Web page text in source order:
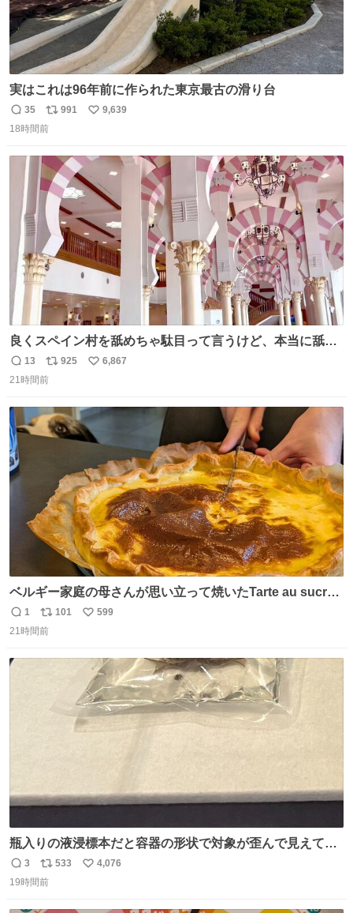
実はこれは96年前に作られた東京最古の滑り台
返
信
35
リ
ポ
ト
数
991
い
9,639
18時間前
良くスペイン村を舐めちゃ駄目って言うけど、本当に舐め
ちゃ行けないのはスペィン村ホテル🏛🏨 だってロビーから
中庭抜けるだけでこの有様🤩 ディズニーホテル泊まってる
ニャは益々素晴らしい場所になってる
返
信
13
リ
ポ
ト
数
925
い
数
6,867
21時間前
ベルギー家庭の母さんが思い立って焼いたTarte au sucre
は「砂糖のケーキ」。パイ生地に砂糖をたっぷり振りか
け、クリームと卵の液を注いで焼くだけ。溶けた砂糖はね
ギーのだよ」というこれ、素朴な焼菓子に見えてナポレオ
ン戦争の歴史があった。
返
信
1
リ
ポ
101
い
数
599
21時間前
瓶入りの液浸標本だと容器の形状で対象が歪んで見えてし
まうことから、なるべく歪みがない状態で観察しやすいよ
うにこのような形で保存していると前に科博の先生から教
返
信
3
リ
ポ
533
い
4,076
19時間前